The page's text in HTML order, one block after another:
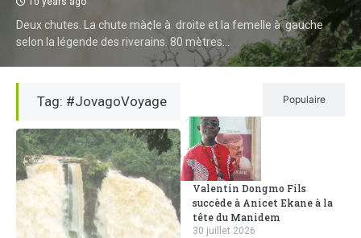
Deux chutes. La chute mà¢le à droite et la femelle à gauche
selon la légende des riverains. 80 mètres...
Tag: #JovagoVoyage Populaire
Valentin Dongmo Fils
succède à Anicet Ekane à la
tête du Manidem
30 juillet 2026